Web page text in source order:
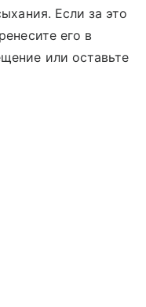
Если за это
его в
или оставьте